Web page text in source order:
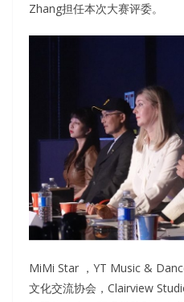
Zhang担任本次大赛评委。
MiMi Star ，YT Music &
文化交流协会，Clairview